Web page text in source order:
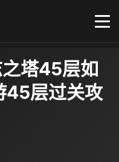
塔45层如
45层过关攻